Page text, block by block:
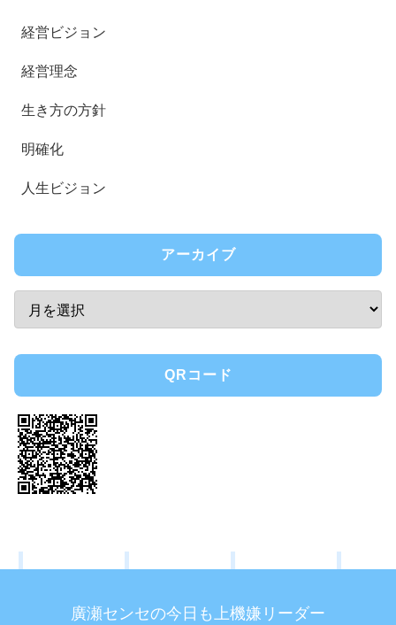
経営ビジョン
経営理念
生き方の方針
明確化
人生ビジョン
アーカイブ
QRコード
廣瀬センセの今日も上機嫌リーダー